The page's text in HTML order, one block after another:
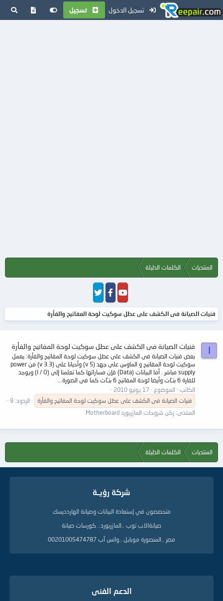
تسجيل الدخول تسجيل
المنتديات الكلمات الدليلة
فنيات الصيانة فى الكشف على عطل سوكيت لوحة المفاتيح والفأرة
ا فنيات الصيانة فى الكشف على عطل سوكيت لوحة المفاتيح والفأرة
بعض فنيات الصيانة فى الكشف على عطل سوكيت لوحة المفاتيح والفأرة: يعمل
سوكيت لوحة المفاتيح و الماوس على جهد (5 v) وأحيانا على (3.3 v) من power
supply مباشر . أما البيانات (Data) فإن مساراتها كما تعلمنا إلى (I / O) ويوجد
للفارة 6 بنـّات وأيضا لوحة المفاتيح 6 بنـّات كما فى الصورة...
الكاتب
الموضوع
17 يونيو 2010
فنيات الصيانة فى الكشف على عطل سوكيت لوحة المفاتيح والفأرة
الردود: 9
المنتدى: ركن شروحات المازربورد Motherboard
المنتديات الكلمات الدليلة
شركة رؤيــة
متخصصون في إستعادة البيانات وصيانة الهاردديسك
صيانةالاب توب ..المازربورد.. كورسات صيانة
مصر ..المنصورة موبايل ..واتس آب 00201005474787
الدعم الفنى